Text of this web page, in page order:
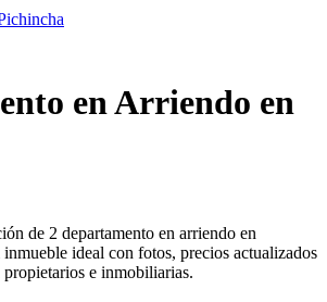
en Arriendo en
de 2 departamento en arriendo en
ideal con fotos, precios actualizados
e inmobiliarias.